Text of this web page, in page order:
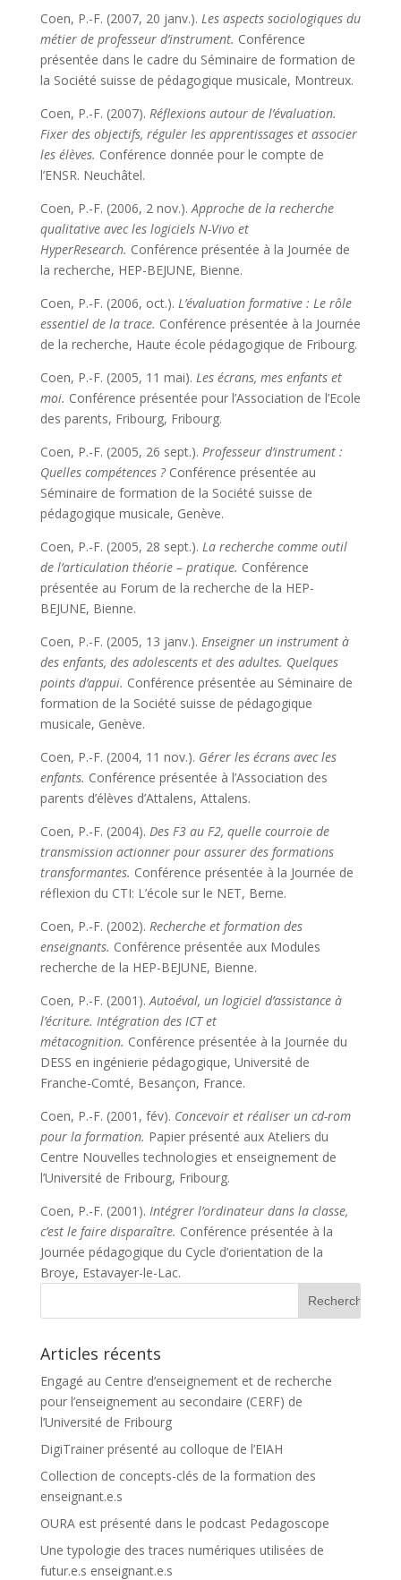
Coen, P.-F. (2007, 20 janv.). Les aspects sociologiques du
métier de professeur d’instrument. Conférence
présentée dans le cadre du Séminaire de formation de
la Société suisse de pédagogique musicale, Montreux.
Coen, P.-F. (2007). Réflexions autour de l’évaluation.
Fixer des objectifs, réguler les apprentissages et associer
les élèves. Conférence donnée pour le compte de
l’ENSR. Neuchâtel.
Coen, P.-F. (2006, 2 nov.).Approche de la recherche
qualitative avec les logiciels N-Vivo et
HyperResearch. Conférence présentée à la Journée de
la recherche, HEP-BEJUNE, Bienne.
Coen, P.-F. (2006, oct.). L’évaluation formative : Le rôle
essentiel de la trace. Conférence présentée à la Journée
de la recherche, Haute école pédagogique de Fribourg.
Coen, P.-F. (2005, 11 mai). Les écrans, mes enfants et
moi. Conférence présentée pour l’Association de l’Ecole
des parents, Fribourg, Fribourg.
Coen, P.-F. (2005, 26 sept.). Professeur d’instrument :
Quelles compétences ? Conférence présentée au
Séminaire de formation de la Société suisse de
pédagogique musicale, Genève.
Coen, P.-F. (2005, 28 sept.). La recherche comme outil
de l’articulation théorie – pratique. Conférence
présentée au Forum de la recherche de la HEP-
BEJUNE, Bienne.
Coen, P.-F. (2005, 13 janv.). Enseigner un instrument à
des enfants, des adolescents et des adultes. Quelques
points d’appui. Conférence présentée au Séminaire de
formation de la Société suisse de pédagogique
musicale, Genève.
Coen, P.-F. (2004, 11 nov.). Gérer les écrans avec les
enfants. Conférence présentée à l’Association des
parents d’élèves d’Attalens, Attalens.
Coen, P.-F. (2004). Des F3 au F2, quelle courroie de
transmission actionner pour assurer des formations
transformantes. Conférence présentée à la Journée de
réflexion du CTI: L’école sur le NET, Berne.
Coen, P.-F. (2002). Recherche et formation des
enseignants. Conférence présentée aux Modules
recherche de la HEP-BEJUNE, Bienne.
Coen, P.-F. (2001).Autoéval, un logiciel d’assistance à
l’écriture. Intégration des ICT et
métacognition. Conférence présentée à la Journée du
DESS en ingénierie pédagogique, Université de
Franche-Comté, Besançon, France.
Coen, P.-F. (2001, fév). Concevoir et réaliser un cd-rom
pour la formation. Papier présenté aux Ateliers du
Centre Nouvelles technologies et enseignement de
l’Université de Fribourg, Fribourg.
Coen, P.-F. (2001). Intégrer l’ordinateur dans la classe,
c’est le faire disparaître. Conférence présentée à la
Journée pédagogique du Cycle d’orientation de la
Broye, Estavayer-le-Lac.
Articles récents
Engagé au Centre d’enseignement et de recherche
pour l’enseignement au secondaire (CERF) de
l’Université de Fribourg
DigiTrainer présenté au colloque de l’EIAH
Collection de concepts-clés de la formation des
enseignant.e.s
OURA est présenté dans le podcast Pedagoscope
Une typologie des traces numériques utilisées de
futur.e.s enseignant.e.s